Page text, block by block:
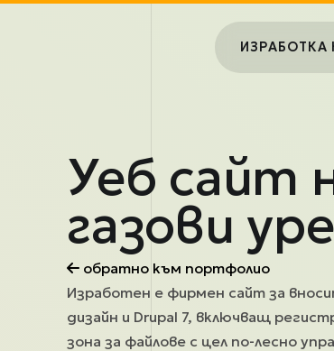
Main
ИЗРАБОТКА
Уеб сайт
газови
обратно към портфолио
Изработен е фирмен сайт за
дизайн и Drupal 7, включващ
зона за файлове с цел по-лесно